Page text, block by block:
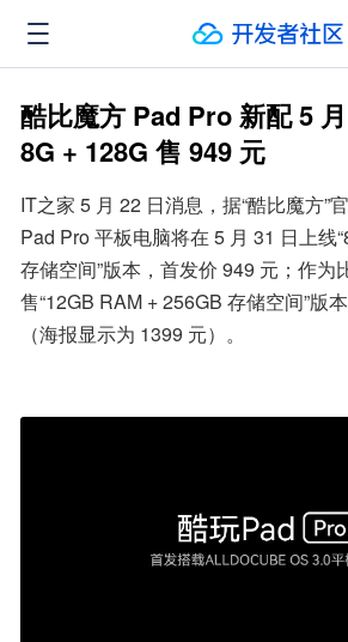
酷比魔方 Pad Pro 新配 5
8G + 128G 售 949 元
IT之家 5 月 22 日消息，据“酷比魔方”
Pad Pro 平板电脑将在 5 月 31 日上线
存储空间”版本，首发价 949 元；作为
售“12GB RAM + 256GB 存储空间”版
（海报显示为 1399 元）。